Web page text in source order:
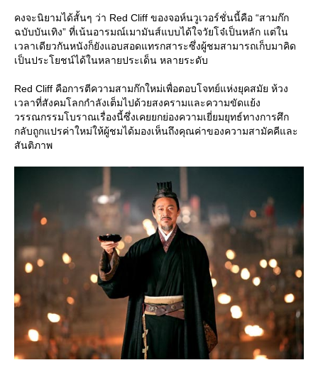
คงจะนิยามได้สั้นๆ ว่า Red Cliff ของจอห์นวูเวอร์ชั่นนี้คือ “สามก๊ก
ฉบับบันเทิง” ที่เน้นอารมณ์เมามันส์แบบได้ใจวัยโจ๋เป็นหลัก แต่ใน
เวลาเดียวกันหนังก็ยังแอบสอดแทรกสาระซึ่งผู้ชมสามารถเก็บมาคิด
เป็นประโยชน์ได้ในหลายประเด็น หลายระดับ
Red Cliff คือการตีความสามก๊กใหม่เพื่อตอบโจทย์แห่งยุคสมัย ห้วง
เวลาที่สังคมโลกกำลังเต็มไปด้วยสงครามและความขัดแย้ง
วรรณกรรมโบราณเรื่องนี้ซึ่งเคยยกย่องความเยี่ยมยุทธ์ทางการศึก
กลับถูกแปรค่าใหม่ให้ผู้ชมได้มองเห็นถึงคุณค่าของความสามัคคีและ
สันติภาพ